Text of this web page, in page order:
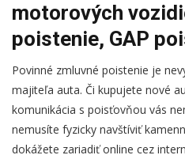
motorových
poistenie, GAP
Povinné zmluvné poistenie je
majiteľa auta. Či kupujete nové
komunikácia s poisťovňou vás
nemusíte fyzicky navštíviť
dokážete zariadiť online cez